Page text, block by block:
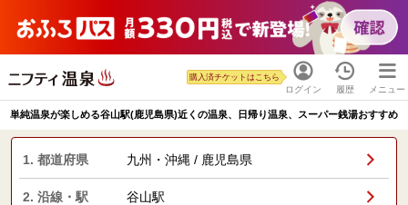
ログイン
購入済チケットはこちら
履歴 メニュー
単純温泉が楽しめる谷山駅(鹿児島県)近くの温泉、日帰り温泉、スーパー銭湯おすすめ
1. 都道府県 九州・沖縄 / 鹿児島県
2. 沿線・駅 谷山駅